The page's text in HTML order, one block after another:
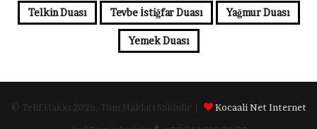
Telkin Duası Tevbe İstiğfar Duası Yağmur Duası
Yemek Duası
© Telif Hakkı 2026, Tüm Hakları Saklıdır |
Kocaali Net Internet